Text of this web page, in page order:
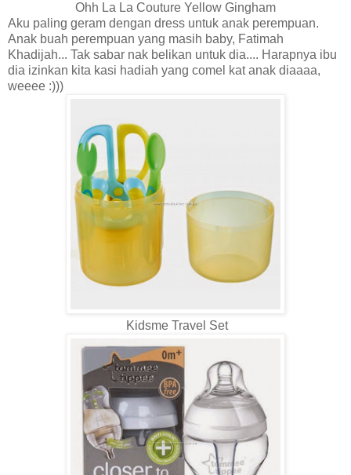
Ohh La La Couture Yellow Gingham
Aku paling geram dengan dress untuk anak perempuan.
Anak buah perempuan yang masih baby, Fatimah
Khadijah... Tak sabar nak belikan untuk dia.... Harapnya ibu
dia izinkan kita kasi hadiah yang comel kat anak diaaaa,
weeee :)))
Kidsme Travel Set